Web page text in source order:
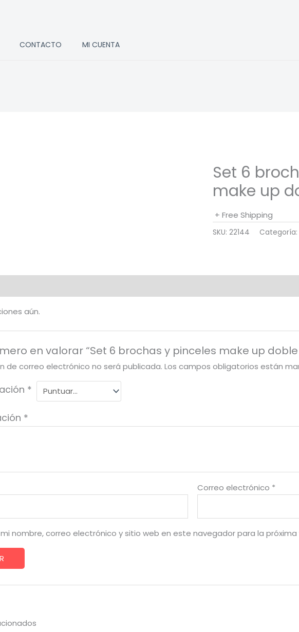
CONTACTO MI CUENTA
Set 6
make up
+ Free Shipping
SKU: 22144 Categoría:
aún.
en valorar “Set 6 brochas y pinceles make up doble
de correo electrónico no será publicada. Los campos obligatorios están
*
*
Correo electrónico *
nombre, correo electrónico y sitio web en este navegador para la